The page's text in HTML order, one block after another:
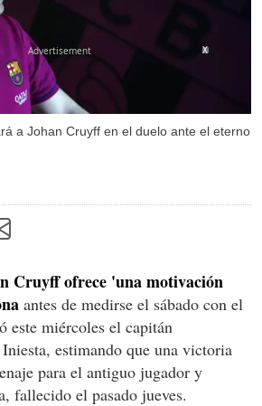
a Johan Cruyff en el duelo ante el eterno
X
Cruyff ofrece 'una motivación
antes de medirse el sábado con el
este miércoles el capitán
estimando que una victoria
para el antiguo jugador y
fallecido el pasado jueves.